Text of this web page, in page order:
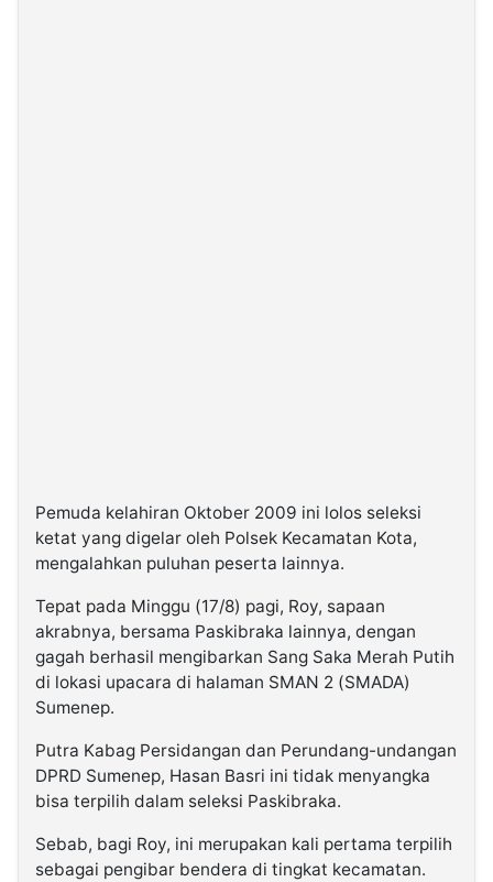
Pemuda kelahiran Oktober 2009 ini lolos seleksi
ketat yang digelar oleh Polsek Kecamatan Kota,
mengalahkan puluhan peserta lainnya.
Tepat pada Minggu (17/8) pagi, Roy, sapaan
akrabnya, bersama Paskibraka lainnya, dengan
gagah berhasil mengibarkan Sang Saka Merah Putih
di lokasi upacara di halaman SMAN 2 (SMADA)
Sumenep.
Putra Kabag Persidangan dan Perundang-undangan
DPRD Sumenep, Hasan Basri ini tidak menyangka
bisa terpilih dalam seleksi Paskibraka.
Sebab, bagi Roy, ini merupakan kali pertama terpilih
sebagai pengibar bendera di tingkat kecamatan.